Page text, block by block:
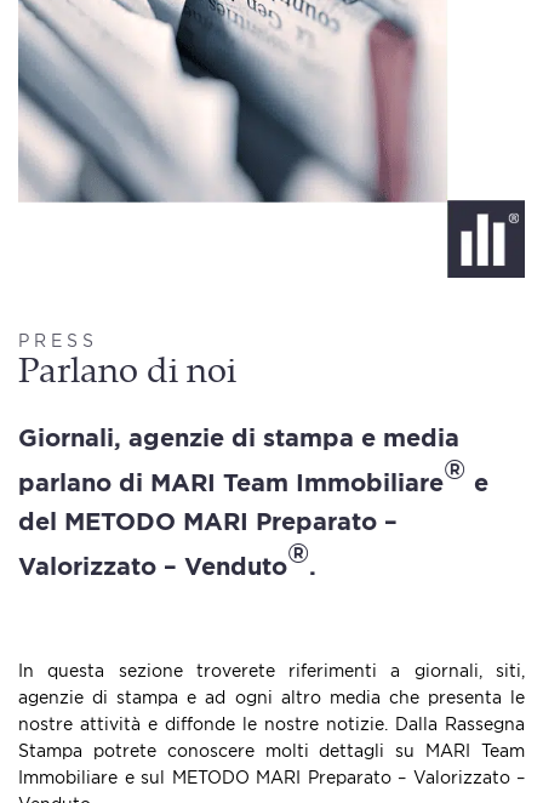
PRESS
Parlano di noi
Giornali, agenzie di stampa e media
parlano di MARI Team Immobiliare® e
del METODO MARI Preparato –
Valorizzato – Venduto®
In questa sezione troverete riferimenti a giornali, siti,
agenzie di stampa e ad ogni altro media che presenta le
nostre attività e diffonde le nostre notizie. Dalla Rassegna
Stampa potrete conoscere molti dettagli su MARI Team
Immobiliare e sul METODO MARI Preparato – Valorizzato –